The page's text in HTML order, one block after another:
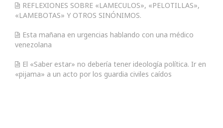
REFLEXIONES SOBRE «LAMECULOS», «PELOTILLAS»,
«LAMEBOTAS» Y OTROS SINÓNIMOS.
Esta mañana en urgencias hablando con una médico
venezolana
El «Saber estar» no debería tener ideología política. Ir en
«pijama» a un acto por los guardia civiles caídos